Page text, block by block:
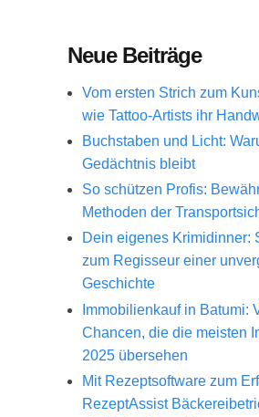
Neue Beiträge
Vom ersten Strich zum
wie Tattoo-Artists ihr
Buchstaben und Licht:
Gedächtnis bleibt
So schützen Profis:
Methoden der
Dein eigenes Krimidinner:
zum Regisseur einer
Geschichte
Immobilienkauf in Batumi:
Chancen, die die meisten
2025 übersehen
Mit Rezeptsoftware zum
RezeptAssist